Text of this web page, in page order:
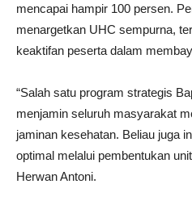
mencapai hampir 100 persen.
menargetkan UHC sempurna,
keaktifan peserta dalam
“Salah satu program strategis
menjamin seluruh masyarakat
jaminan kesehatan. Beliau juga
optimal melalui pembentukan
Herwan Antoni.